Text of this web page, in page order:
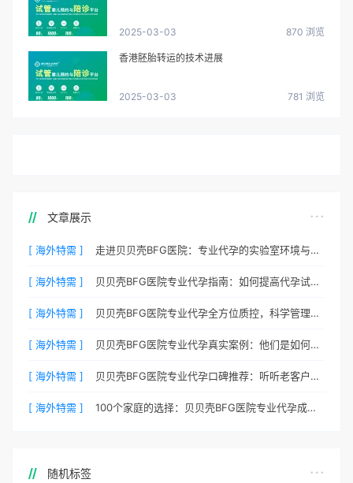
2025-03-03 870 浏览
香港胚胎转运的技术进展
2025-03-03 781 浏览
文章展示
[ 海外特需 ] 走进贝贝壳BFG医院：专业代孕的实验室环境与操作流程
[ 海外特需 ] 贝贝壳BFG医院专业代孕指南：如何提高代孕试管的成功率？
[ 海外特需 ] 贝贝壳BFG医院专业代孕全方位质控，科学管理生育每一步
[ 海外特需 ] 贝贝壳BFG医院专业代孕真实案例：他们是如何在这里圆梦的
[ 海外特需 ] 贝贝壳BFG医院专业代孕口碑推荐：听听老客户的真实评价
[ 海外特需 ] 100个家庭的选择：贝贝壳BFG医院专业代孕成功案例分享
随机标签